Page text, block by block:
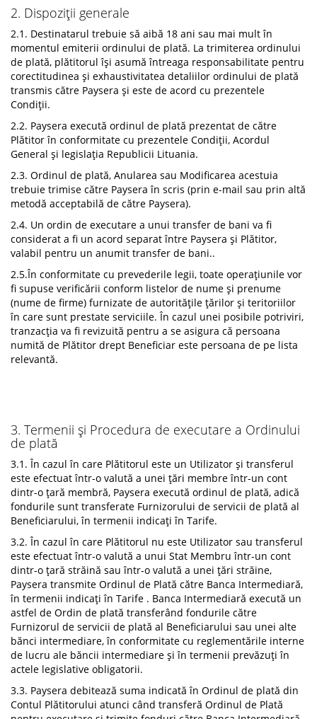
2. Dispoziții generale
2.1. Destinatarul trebuie să aibă 18 ani sau mai mult în
momentul emiterii ordinului de plată. La trimiterea ordinului
de plată, plătitorul își asumă întreaga responsabilitate pentru
corectitudinea și exhaustivitatea detaliilor ordinului de plată
transmis către Paysera și este de acord cu prezentele
Condiții.
2.2. Paysera execută ordinul de plată prezentat de către
Plătitor în conformitate cu prezentele Condiții, Acordul
General și legislația Republicii Lituania.
2.3. Ordinul de plată, Anularea sau Modificarea acestuia
trebuie trimise către Paysera în scris (prin e-mail sau prin altă
metodă acceptabilă de către Paysera).
2.4. Un ordin de executare a unui transfer de bani va fi
considerat a fi un acord separat între Paysera și Plătitor,
valabil pentru un anumit transfer de bani..
2.5.În conformitate cu prevederile legii, toate operațiunile vor
fi supuse verificării conform listelor de nume și prenume
(nume de firme) furnizate de autoritățile țărilor și teritoriilor
în care sunt prestate serviciile. În cazul unei posibile potriviri,
tranzacția va fi revizuită pentru a se asigura că persoana
numită de Plătitor drept Beneficiar este persoana de pe lista
relevantă.
3. Termenii și Procedura de executare a Ordinului
de plată
3.1. În cazul în care Plătitorul este un Utilizator și transferul
este efectuat într-o valută a unei țări membre într-un cont
dintr-o țară membră, Paysera execută ordinul de plată, adică
fondurile sunt transferate Furnizorului de servicii de plată al
Beneficiarului, în termenii indicați în Tarife.
3.2. În cazul în care Plătitorul nu este Utilizator sau transferul
este efectuat într-o valută a unui Stat Membru într-un cont
dintr-o țară străină sau într-o valută a unei țări străine,
Paysera transmite Ordinul de Plată către Banca Intermediară,
în termenii indicați în Tarife . Banca Intermediară execută un
astfel de Ordin de plată transferând fondurile către
Furnizorul de servicii de plată al Beneficiarului sau unei alte
bănci intermediare, în conformitate cu reglementările interne
de lucru ale băncii intermediare și în termenii prevăzuți în
actele legislative obligatorii.
3.3. Paysera debitează suma indicată în Ordinul de plată din
Contul Plătitorului atunci când transferă Ordinul de Plată